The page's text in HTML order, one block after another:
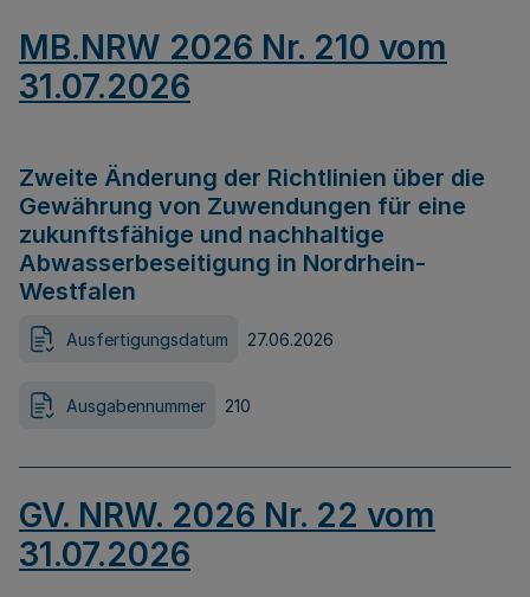
MB.NRW 2026 Nr. 210 vom
31.07.2026
Zweite Änderung der Richtlinien über die
Gewährung von Zuwendungen für eine
zukunftsfähige und nachhaltige
Abwasserbeseitigung in Nordrhein-
Westfalen
Ausfertigungsdatum 27.06.2026
Ausgabennummer 210
GV. NRW. 2026 Nr. 22 vom
31.07.2026